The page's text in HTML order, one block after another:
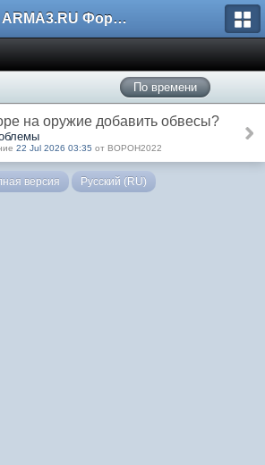
ARMA3.RU Форум
По времени
на оружие добавить обвесы?
22 Jul 2026 03:35 от BOPOH2022
версия Русский (RU)